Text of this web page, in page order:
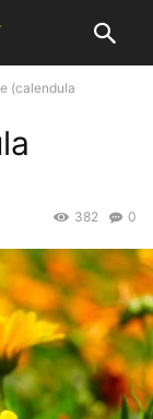
(calendula
0
382